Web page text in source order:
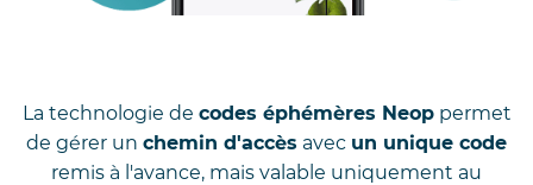
La technologie de codes éphémères Neoppermet
de gérer un chemin d'accès avec un unique code
remis à l'avance, mais valable uniquement au